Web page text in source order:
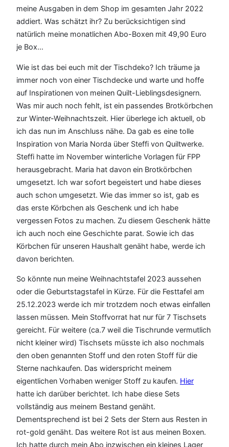
meine Ausgaben in dem Shop im gesamten Jahr 2022
addiert. Was schätzt ihr? Zu berücksichtigen sind
natürlich meine monatlichen Abo-Boxen mit 49,90 Euro
je Box…
Wie ist das bei euch mit der Tischdeko? Ich träume ja
immer noch von einer Tischdecke und warte und hoffe
auf Inspirationen von meinen Quilt-Lieblingsdesignern.
Was mir auch noch fehlt, ist ein passendes Brotkörbchen
zur Winter-Weihnachtszeit. Hier überlege ich aktuell, ob
ich das nun im Anschluss nähe. Da gab es eine tolle
Inspiration von Maria Norda über Steffi von Quiltwerke.
Steffi hatte im November winterliche Vorlagen für FPP
herausgebracht. Maria hat davon ein Brotkörbchen
umgesetzt. Ich war sofort begeistert und habe dieses
auch schon umgesetzt. Wie das immer so ist, gab es
das erste Körbchen als Geschenk und ich habe
vergessen Fotos zu machen. Zu diesem Geschenk hätte
ich auch noch eine Geschichte parat. Sowie ich das
Körbchen für unseren Haushalt genäht habe, werde ich
davon berichten.
So könnte nun meine Weihnachtstafel 2023 aussehen
oder die Geburtstagstafel in Kürze. Für die Festtafel am
25.12.2023 werde ich mir trotzdem noch etwas einfallen
lassen müssen. Mein Stoffvorrat hat nur für 7 Tischsets
gereicht. Für weitere (ca.7 weil die Tischrunde vermutlich
nicht kleiner wird) Tischsets müsste ich also nochmals
den oben genannten Stoff und den roten Stoff für die
Sterne nachkaufen. Das widerspricht meinem
eigentlichen Vorhaben weniger Stoff zu kaufen. Hier
hatte ich darüber berichtet. Ich habe diese Sets
vollständig aus meinem Bestand genäht.
Dementsprechend ist bei 2 Sets der Stern aus Resten in
rot-gold genäht. Das weitere Rot ist aus meinen Boxen.
Ich hatte durch mein Abo inzwischen ein kleines Lager